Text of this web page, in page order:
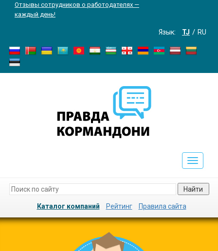
Отзывы сотрудников о работодателях —
каждый день!
Язык: TJ RU
Toggle
Найти
Каталог компаний Рейтинг Правила сайта